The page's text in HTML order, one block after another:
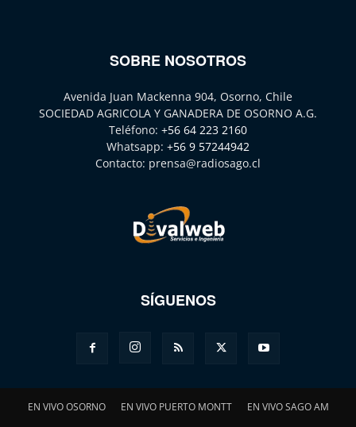
SOBRE NOSOTROS
Avenida Juan Mackenna 904, Osorno, Chile
SOCIEDAD AGRICOLA Y GANADERA DE OSORNO A.G.
Teléfono: +56 64 223 2160
Whatsapp: +56 9 57244942
Contacto: prensa@radiosago.cl
SÍGUENOS
EN VIVO OSORNO EN VIVO PUERTO MONTT EN VIVO SAGO AM